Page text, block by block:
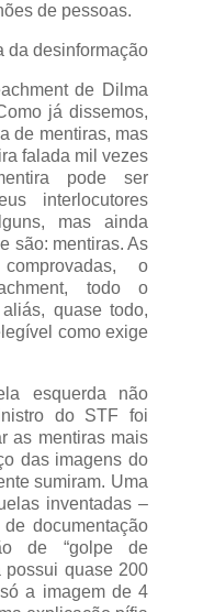
de pessoas.
da desinformação
de Dilma
já dissemos,
de mentiras, mas
falada mil vezes
pode ser
interlocutores
mas ainda
são: mentiras. As
o
todo o
quase todo,
como exige
esquerda não
do STF foi
as mentiras mais
das imagens do
sumiram. Uma
inventadas –
documentação
de “golpe de
possui quase 200
a imagem de 4